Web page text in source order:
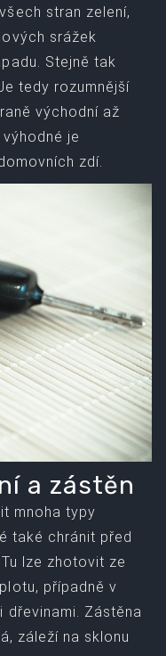
stran zelení,
srážek
Stejně tak
tedy rozumnější
východní až
je
zdí.
a zástěn
mnoha typy
také chránit před
lze zhotovit ze
případně v
dřevinami. Zástěna
záleží na sklonu